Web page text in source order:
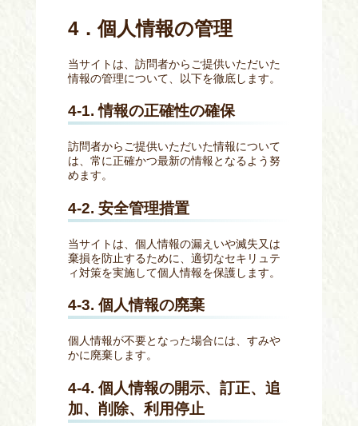
4．個人情報の管理
当サイトは、訪問者からご提供いただいた
情報の管理について、以下を徹底します。
4-1. 情報の正確性の確保
訪問者からご提供いただいた情報について
は、常に正確かつ最新の情報となるよう努
めます。
4-2. 安全管理措置
当サイトは、個人情報の漏えいや滅失又は
棄損を防止するために、適切なセキリュテ
ィ対策を実施して個人情報を保護します。
4-3. 個人情報の廃棄
個人情報が不要となった場合には、すみや
かに廃棄します。
4-4. 個人情報の開示、訂正、追
加、削除、利用停止